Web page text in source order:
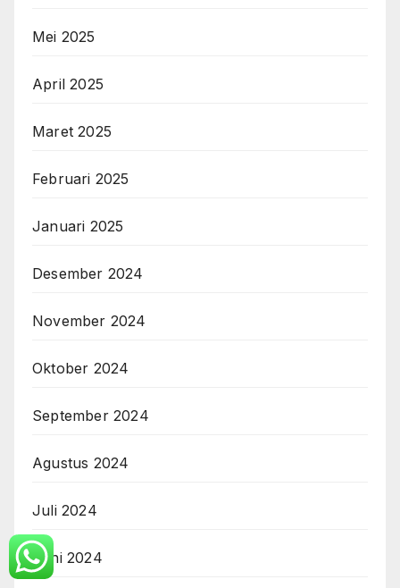
Mei 2025
April 2025
Maret 2025
Februari 2025
Januari 2025
Desember 2024
November 2024
Oktober 2024
September 2024
Agustus 2024
Juli 2024
Juni 2024